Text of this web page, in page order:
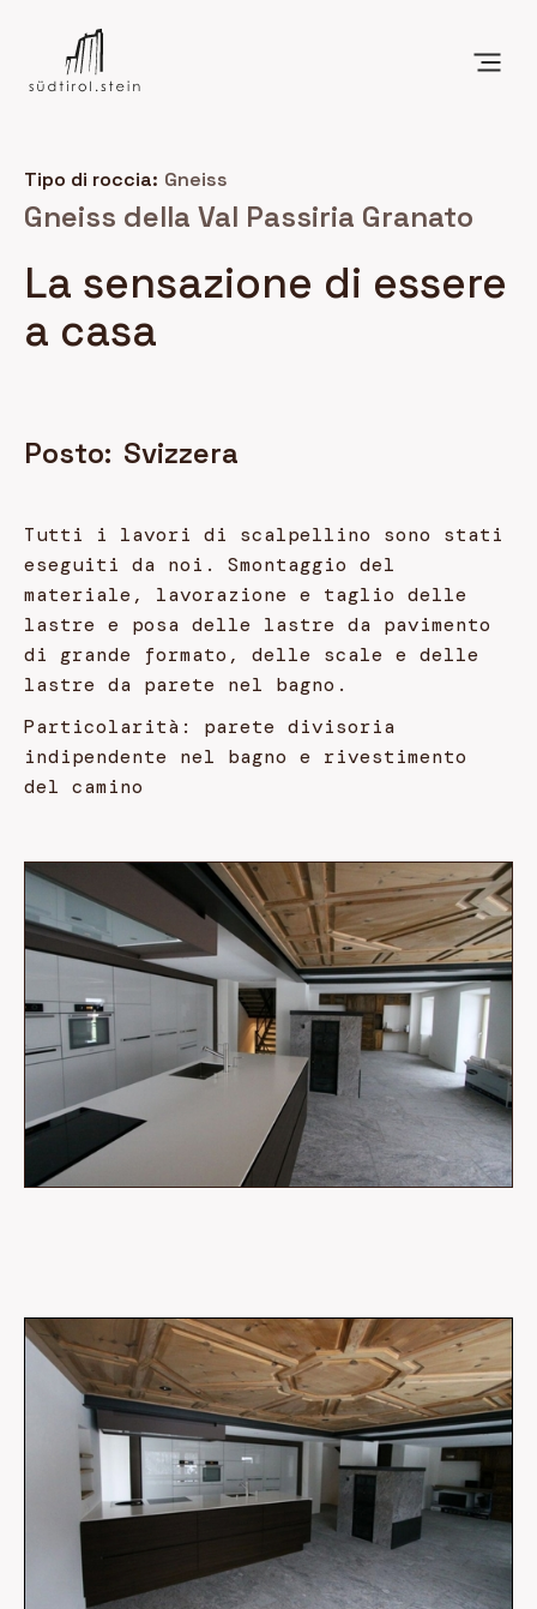
Tipo di roccia: Gneiss
Gneiss della Val Passiria Granato
La sensazione di essere
a casa
Posto: Svizzera
Tutti i lavori di scalpellino sono stati
eseguiti da noi. Smontaggio del
materiale, lavorazione e taglio delle
lastre e posa delle lastre da pavimento
di grande formato, delle scale e delle
lastre da parete nel bagno.
Particolarità: parete divisoria
indipendente nel bagno e rivestimento
del camino